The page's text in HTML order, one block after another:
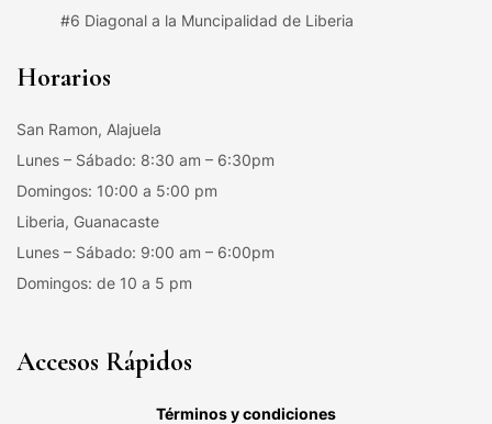
#6 Diagonal a la Muncipalidad de Liberia
Horarios
San Ramon, Alajuela
Lunes – Sábado: 8:30 am – 6:30pm
Domingos: 10:00 a 5:00 pm
Liberia, Guanacaste
Lunes – Sábado: 9:00 am – 6:00pm
Domingos: de 10 a 5 pm
Accesos Rápidos
Términos y condiciones